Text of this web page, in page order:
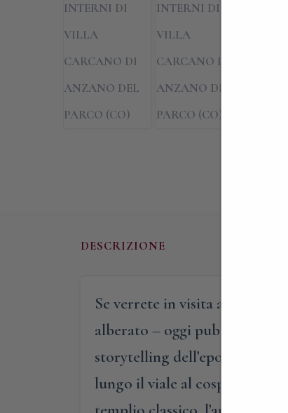
DESCRIZIONE
Se verrete in visita alla villa
alberato – oggi pubblico – e
storytelling dell’epoca,
lungo il viale al cospetto